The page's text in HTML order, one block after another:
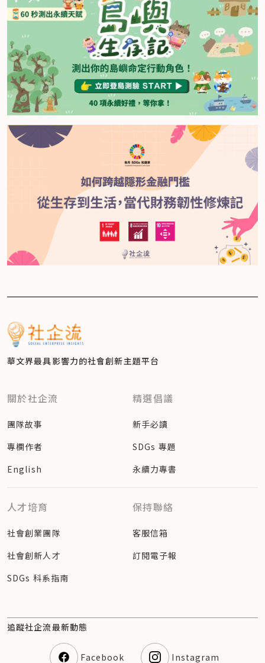
華文界最具影響力的社會創新主題平台
關於社企流
團隊故事
專欄作者
English
精選倡議
新手必讀
SDGs 專題
永續力專書
人才培育
社會創業團隊
社會創新人才
SDGs 科系指南
保持聯絡
客服信箱
訂閱電子報
追蹤社企流最新動態
Facebook Instagram